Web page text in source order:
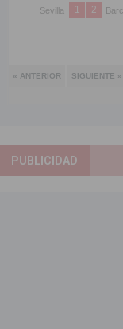
PUBLICIDAD